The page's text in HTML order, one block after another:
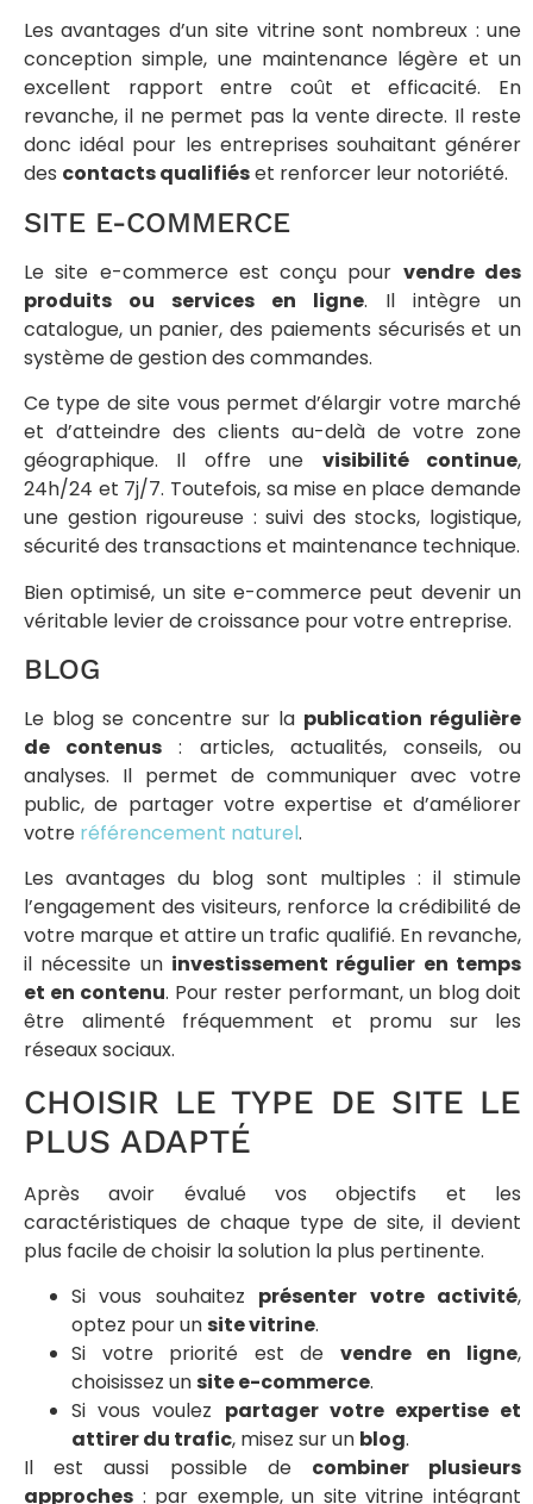
Les avantages d’un site vitrine sont nombreux : une
conception simple, une maintenance légère et un
excellent rapport entre coût et efficacité. En
revanche, il ne permet pas la vente directe. Il reste
donc idéal pour les entreprises souhaitant générer
des contacts qualifiéset renforcer leur notoriété.
SITE E-COMMERCE
Le site e-commerce est conçu pour vendre des
produits ou services en ligne. Il intègre un
catalogue, un panier, des paiements sécurisés et un
système de gestion des commandes.
Ce type de site vous permet d’élargir votre marché
et d’atteindre des clients au-delà de votre zone
géographique. Il offre une visibilité continue,
24h/24 et 7j/7. Toutefois, sa mise en place demande
une gestion rigoureuse : suivi des stocks, logistique,
sécurité des transactions et maintenance technique.
Bien optimisé, un site e-commerce peut devenir un
véritable levier de croissance pour votre entreprise.
BLOG
Le blog se concentre sur la publication régulière
de contenus : articles, actualités, conseils, ou
analyses. Il permet de communiquer avec votre
public, de partager votre expertise et d’améliorer
votre référencement naturel.
Les avantages du blog sont multiples : il stimule
l’engagement des visiteurs, renforce la crédibilité de
votre marque et attire un trafic qualifié. En revanche,
il nécessite un investissement régulier en temps
et en contenu. Pour rester performant, un blog doit
être alimenté fréquemment et promu sur les
réseaux sociaux.
CHOISIR LE TYPE DE SITE LE
PLUS ADAPTÉ
Après avoir évalué vos objectifs et les
caractéristiques de chaque type de site, il devient
plus facile de choisir la solution la plus pertinente.
Si vous souhaitez présenter votre activité,
optez pour unsite vitrine.
Si votre priorité est de vendre en ligne,
choisissez unsite e-commerce.
Si vous voulez partager votre expertise et
attirer du trafic, misez sur un blog.
Il est aussi possible de combiner plusieurs
approches : par exemple, un site vitrine intégrant